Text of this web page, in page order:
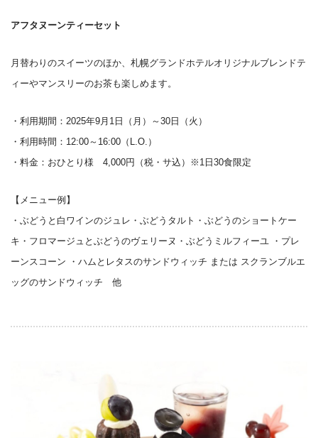
アフタヌーンティーセット
月替わりのスイーツのほか、札幌グランドホテルオリジナルブレンドテ
ィーやマンスリーのお茶も楽しめます。
・利用期間：2025年9月1日（月）～30日（火）
・利用時間：12:00～16:00（L.O.）
・料金：おひとり様 4,000円（税・サ込）※1日30食限定
【メニュー例】
・ぶどうと白ワインのジュレ・ぶどうタルト・ぶどうのショートケー
キ・フロマージュとぶどうのヴェリーヌ・ぶどうミルフィーユ ・プレ
ーンスコーン ・ハムとレタスのサンドウィッチ または スクランブルエ
ッグのサンドウィッチ 他